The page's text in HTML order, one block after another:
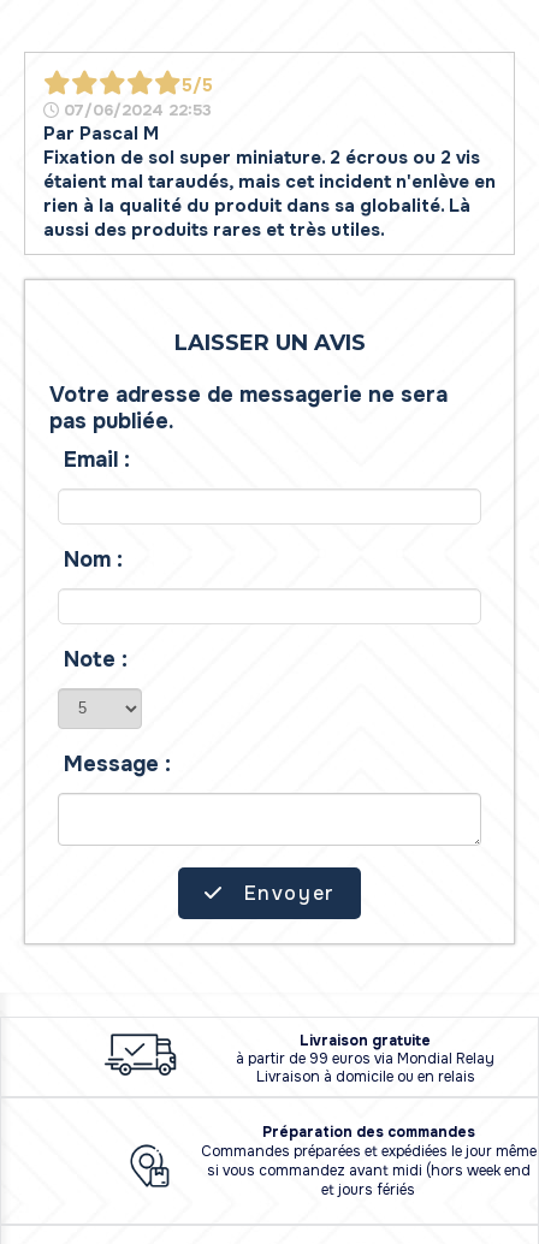
5/5
07/06/2024 22:53
Par Pascal M
Fixation de sol super miniature. 2 écrous ou 2 vis
étaient mal taraudés, mais cet incident n'enlève en
rien à la qualité du produit dans sa globalité. Là
aussi des produits rares et très utiles.
LAISSER UN AVIS
Votre adresse de messagerie ne sera
pas publiée.
Email :
Nom :
Note :
Message :
Envoyer
Livraison gratuite
à partir de 99 euros via Mondial Relay
Livraison à domicile ou en relais
Préparation des commandes
Commandes préparées et expédiées le jour même
si vous commandez avant midi (hors week end
et jours fériés